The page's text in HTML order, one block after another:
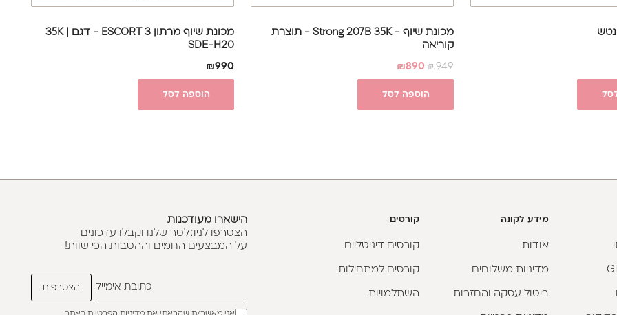
מכונת שיוף - Strong 207B 35K - תוצרת
קוריאה
₪949
₪890
הוספה לסל
מכונת שיוף מרתון 3 ESCORT - דגם 35K |
SDE-H20
₪990
הוספה לסל
מידע לקונה
אודות
מדיניות משלוחים
ביטול עסקה והחזרות
קורסים
קורסים דיגיטליים
קורסים למתחילות
השתלמויות
הישארו מעודכנות
הצטרפו לניוזלטר שלנו וקבלו עדכונים
על המבצעים החמים וההטבות הכי שוות!